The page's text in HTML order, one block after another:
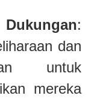
:
dan
untuk
mereka